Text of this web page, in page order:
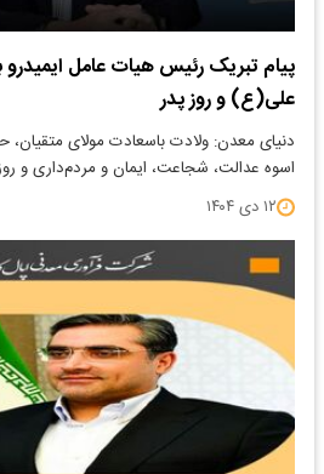
پیام تبریک رئیس هیات عامل
علی(ع) و روز پدر
دنیای معدن: ولادت باسعادت مولای
اسوه عدالت، شجاعت، ایمان و مردم‌داری و
۱۲ دی ۱۴۰۴